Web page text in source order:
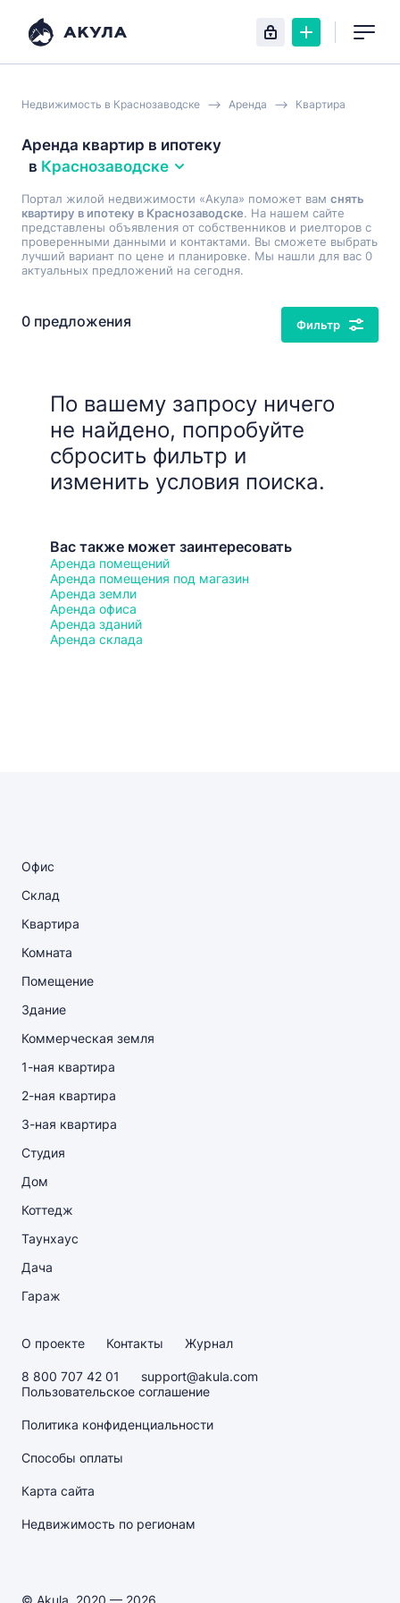
Недвижимость в Краснозаводске Аренда Квартира
Аренда квартир в ипотеку
в Краснозаводске
Портал жилой недвижимости «Акула» поможет вам снять
квартиру в ипотеку в Краснозаводске. На нашем сайте
представлены объявления от собственников и риелторов с
проверенными данными и контактами. Вы сможете выбрать
лучший вариант по цене и планировке. Мы нашли для вас 0
актуальных предложений на сегодня.
0 предложения Фильтр
По вашему запросу ничего
не найдено, попробуйте
сбросить фильтр и
изменить условия поиска.
Вас также может заинтересовать
Аренда помещений
Аренда помещения под магазин
Аренда земли
Аренда офиса
Аренда зданий
Аренда склада
Офис
Склад
Квартира
Комната
Помещение
Здание
Коммерческая земля
1-ная квартира
2-ная квартира
3-ная квартира
Студия
Дом
Коттедж
Таунхаус
Дача
Гараж
О проекте Контакты Журнал
8 800 707 42 01
support@akula.com
Пользовательское соглашение
Политика конфиденциальности
Способы оплаты
Карта сайта
Недвижимость по регионам
© Akula, 2020 — 2026